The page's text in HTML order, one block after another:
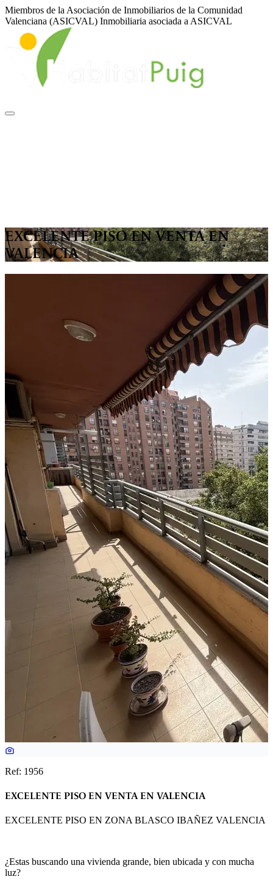
Miembros de la Asociación de Inmobiliarios de la Comunidad
Valenciana (ASICVAL) Inmobiliaria asociada a ASICVAL
EXCELENTE PISO EN VENTA EN
VALENCIA
Ref: 1956
EXCELENTE PISO EN VENTA EN VALENCIA
EXCELENTE PISO EN ZONA BLASCO IBAÑEZ VALENCIA
¿Estas buscando una vivienda grande, bien ubicada y con mucha
luz?